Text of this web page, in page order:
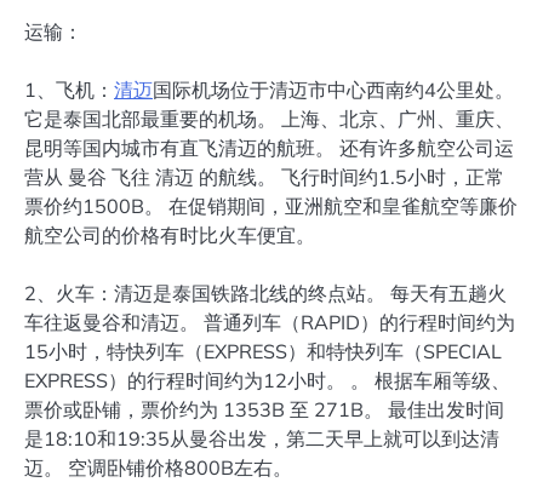
运输：
1、飞机： 清迈国际机场位于清迈市中心西南约4公里处。
它是泰国北部最重要的机场。 上海、北京、广州、重庆、
昆明等国内城市有直飞清迈的航班。 还有许多航空公司运
营从 曼谷 飞往 清迈 的航线。 飞行时间约1.5小时，正常
票价约1500B。 在促销期间，亚洲航空和皇雀航空等廉价
航空公司的价格有时比火车便宜。
2、火车：清迈是泰国铁路北线的终点站。 每天有五趟火
车往返曼谷和清迈。 普通列车（RAPID）的行程时间约为
15小时，特快列车（EXPRESS）和特快列车（SPECIAL
EXPRESS）的行程时间约为12小时。 。 根据车厢等级、
票价或卧铺，票价约为 1353B 至 271B。 最佳出发时间
是18:10和19:35从曼谷出发，第二天早上就可以到达清
迈。 空调卧铺价格800B左右。